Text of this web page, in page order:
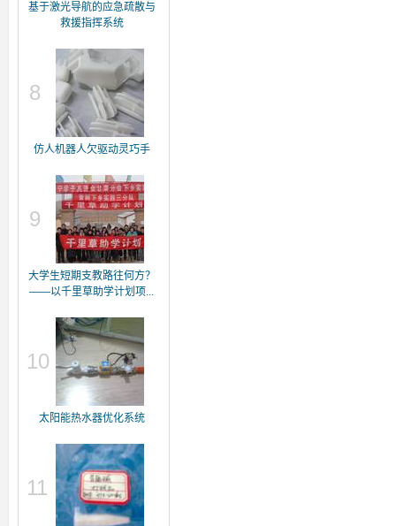
基于激光导航的应急疏散与
救援指挥系统
8
仿人机器人欠驱动灵巧手
9
大学生短期支教路往何方？
——以千里草助学计划项...
10
太阳能热水器优化系统
11